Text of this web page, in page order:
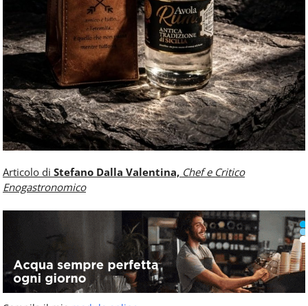
Articolo di Stefano Dalla Valentina, Chef e Critico
Enogastronomico